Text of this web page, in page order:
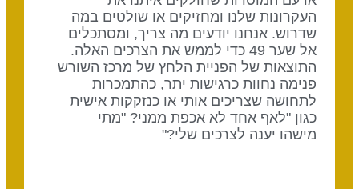
העקרונות שלנו ומחזיקים או שולטים במה
שדרוש. אנחנו יודעים מה צריך, ומסתכלים
אל שער 49 כדי לממש את הצרכים האלה.
התוצאות של הפניית הלחץ של מרכז השורש
פנימה נחוות כרגישות יתר, כהתמכרות
לתחושה שצריכים אותי או כנזקקות אישית
כגון "לאף אחד לא אכפת ממני? "מתי
מישהו יענה לצרכים שלי?"